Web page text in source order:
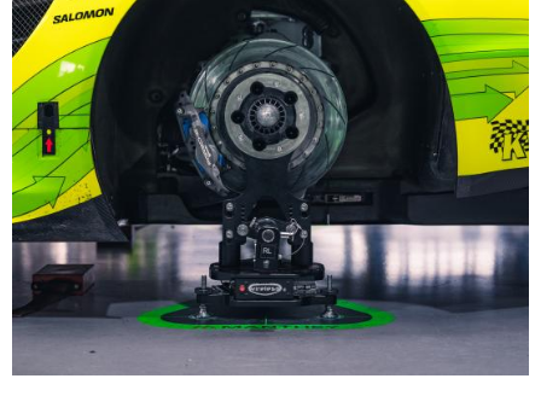
den
notwendigen
Ersatzteilen.